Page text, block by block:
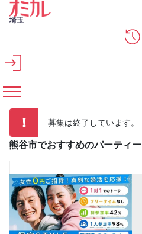
メインコンテンツへスキップ
埼玉
募集は終了しています。
熊谷市でおすすめのパーティー